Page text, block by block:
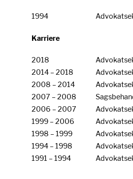
1994
Karriere
2018
2014 – 2018
2008 – 2014
2007 – 2008
2006 – 2007
1999 – 2006
1998 – 1999
1994 – 1998
1991 – 1994